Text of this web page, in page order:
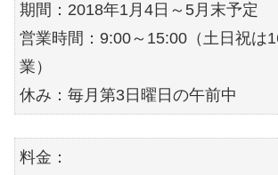
期間：2018年1月4日～5月末予定
営業時間：9:00～15:00（土日祝は
業）
休み：毎月第3日曜日の午前中
料金：